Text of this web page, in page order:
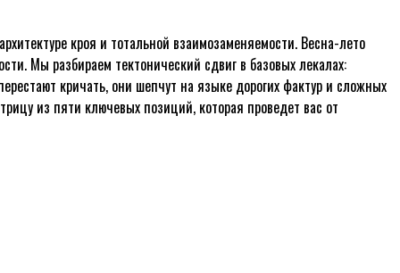
кроя и тотальной взаимозаменяемости. Весна-лето
Мы разбираем тектонический сдвиг в базовых лекалах:
кричать, они шепчут на языке дорогих фактур и сложных
из пяти ключевых позиций, которая проведет вас от